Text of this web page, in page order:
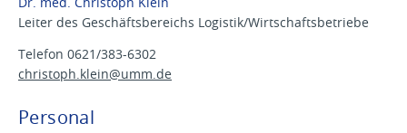
Leiter des Geschäftsbereichs Logistik/Wirtschaftsbetriebe
Telefon 0621/383-6302
christoph.klein@umm.de
Personal